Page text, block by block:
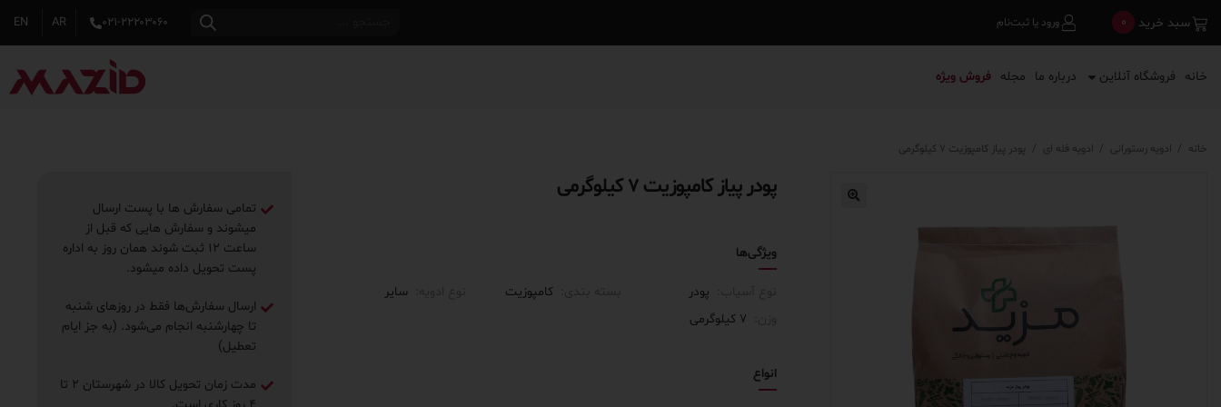
0 سبد خرید ورود یا ثبت‌نام ۰۲۱-۲۲۲۰۳۰۶۰ AR
EN
خانه فروشگاه آنلاین درباره ما مجله فروش ویژه
خانه / ادویه رستورانی / ادویه فله ای / پودر پیاز کامپوزیت ۷ کیلوگرمی
پودر پیاز کامپوزیت ۷ کیلوگرمی
انواع
ویژگی‌ها
پودر کامپوزیت
سایر
۷ کیلوگرمی
تمامی سفارش ها با پست ارسال
میشوند و سفارش هایی که قبل از
ساعت ۱۲ ثبت شوند همان روز به اداره
پست تحویل داده میشود.
ارسال سفارش‌ها فقط در روزهای شنبه
تا چهارشنبه انجام می‌شود. (به جز ایام
تعطیل)
مدت زمان تحویل کالا در شهرستان ۲ تا